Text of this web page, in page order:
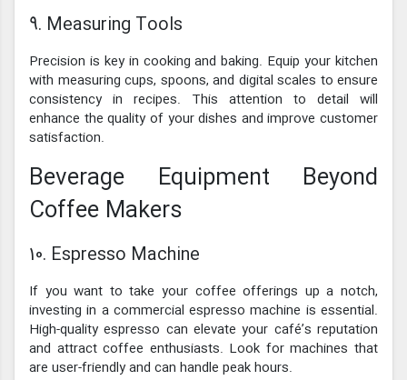
9. Measuring Tools
Precision is key in cooking and baking. Equip your kitchen
with measuring cups, spoons, and digital scales to ensure
consistency in recipes. This attention to detail will
enhance the quality of your dishes and improve customer
satisfaction.
Beverage Equipment Beyond
Coffee Makers
10. Espresso Machine
If you want to take your coffee offerings up a notch,
investing in a commercial espresso machine is essential.
High-quality espresso can elevate your café’s reputation
and attract coffee enthusiasts. Look for machines that
are user-friendly and can handle peak hours.